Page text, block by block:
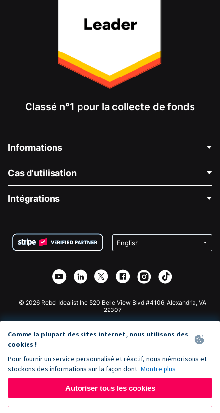
Classé n°1 pour la collecte de fonds
Informations
À propos de nous
Carrières
Confidentialité
Partenariat d'affiliation
Bibliothèque
Cas d'utilisation
Collecte de fonds médicale
Collecte de fonds caritative
Intégrations
Plugin de don Wix
Application de don Webflow
Don Joomla
© 2026 Rebel Idealist Inc 520 Belle View Blvd #4106, Alexandria, VA
22307
Comme la plupart des sites internet, nous utilisons des
cookies !
Pour fournir un service personnalisé et réactif, nous mémorisons et
stockons des informations sur la façon dont Montre plus
Autoriser tous les cookies